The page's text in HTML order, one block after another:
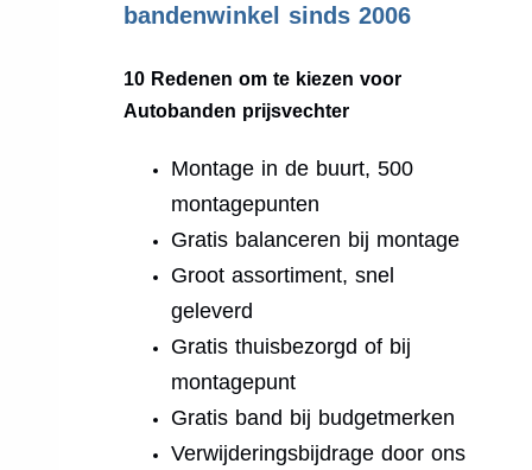
bandenwinkel sinds 2006
10 Redenen om te kiezen voor
Autobanden prijsvechter
Montage in de buurt, 500
montagepunten
Gratis balanceren bij montage
Groot assortiment, snel
geleverd
Gratis thuisbezorgd of bij
montagepunt
Gratis band bij budgetmerken
Verwijderingsbijdrage door ons